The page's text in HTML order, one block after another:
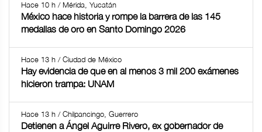
Hace 10 h / Mérida, Yucatán
México hace historia y rompe la barrera de las 145
medallas de oro en Santo Domingo 2026
Hace 13 h / Ciudad de México
Hay evidencia de que en al menos 3 mil 200 exámenes
hicieron trampa: UNAM
Hace 13 h / Chilpancingo, Guerrero
Detienen a Ángel Aguirre Rivero, ex gobernador de